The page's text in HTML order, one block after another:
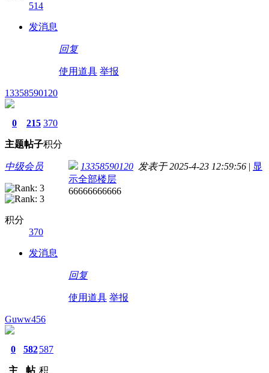
514
发消息
回复
使用道具 举报
13358590120
0
主题
215
帖子
370
积分
中级会员
积分
370
发消息
13358590120 发表于 2025-4-23 12:59:56 | 显
示全部楼层
66666666666
回复
使用道具 举报
Guww456
0
主
582
帖
587
积